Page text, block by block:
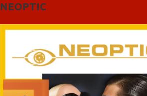
NEOPTIC